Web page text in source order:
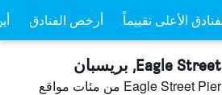
الأعلى تقييماً أرخص الفنادق
ابحث عن فنادق بجانب Eagle Street Pier من مئات مواقع